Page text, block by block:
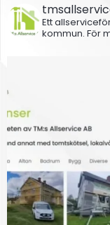
Ett
kommun. För